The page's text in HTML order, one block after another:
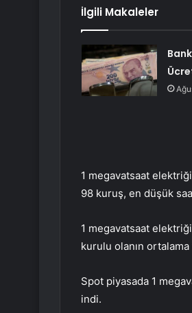
İlgili Makaleler
1 megavatsaat
98 kuruş, en düşük
1 megavatsaat
kurulu olanın
Spot piyasada 1
indi.